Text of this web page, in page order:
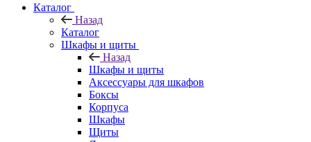
Каталог
Назад
Каталог
Шкафы и щиты
Назад
Шкафы и щиты
Аксессуары для шкафов
Боксы
Корпуса
Шкафы
Щиты